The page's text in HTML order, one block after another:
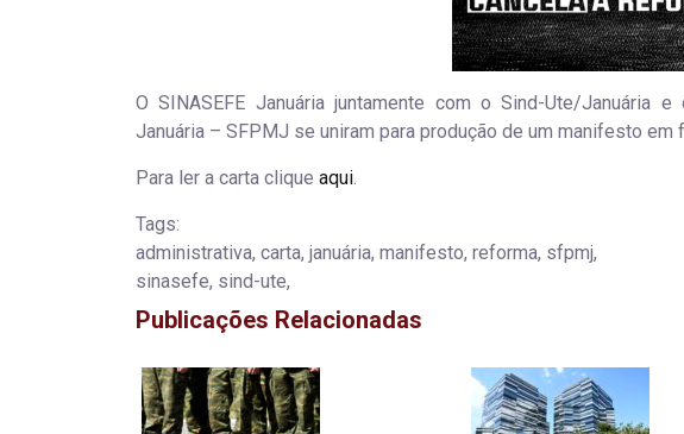
O SINASEFE Januária juntamente com o Sind-Ute/Januária
Januária – SFPMJ se uniram para produção de um manifesto em
Para ler a carta clique aqui
Tags:
administrativa, carta, januária, manifesto, reforma, sfpmj,
sinasefe, sind-ute,
Publicações Relacionadas